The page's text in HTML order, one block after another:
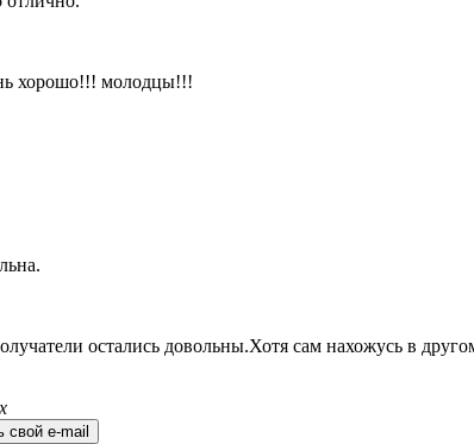
хорошо!!! молодцы!!!
остались довольны.Хотя сам нахожусь в
свой e-mail